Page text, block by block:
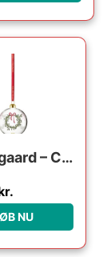
Holmegaard – Christmas Årets julekugle 2024 klar
NU